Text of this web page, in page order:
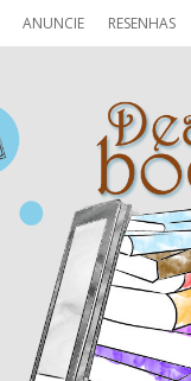
ANUNCIE RESENHAS